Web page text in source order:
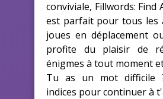
conviviale, Fillwords: Find
est parfait pour tous les
joues en déplacement
profite du plaisir de
énigmes à tout moment
Tu as un mot difficile
indices pour continuer à